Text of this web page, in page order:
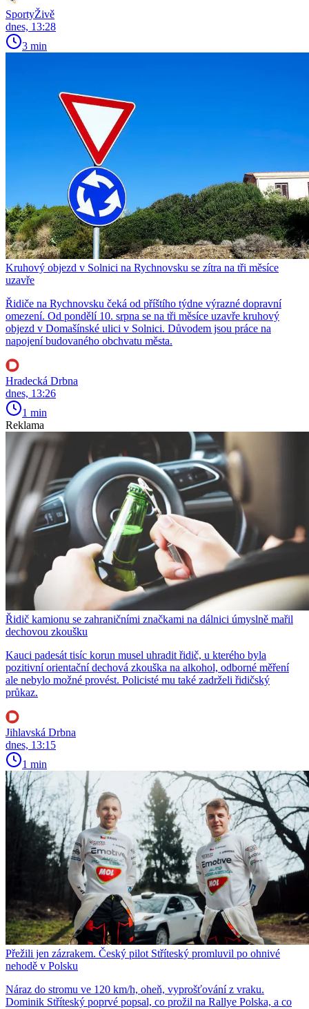
SportyŽivě
dnes, 13:28
3 min
Kruhový objezd v Solnici na Rychnovsku se zítra na tři měsíce
uzavře
Řidiče na Rychnovsku čeká od příštího týdne výrazné dopravní
omezení. Od pondělí 10. srpna se na tři měsíce uzavře kruhový
objezd v Domašínské ulici v Solnici. Důvodem jsou práce na
napojení budovaného obchvatu města.
Hradecká Drbna
dnes, 13:26
1 min
Reklama
Řidič kamionu se zahraničními značkami na dálnici úmyslně mařil
dechovou zkoušku
Kauci padesát tisíc korun musel uhradit řidič, u kterého byla
pozitivní orientační dechová zkouška na alkohol, odborné měření
ale nebylo možné provést. Policisté mu také zadrželi řidičský
průkaz.
Jihlavská Drbna
dnes, 13:15
1 min
Přežili jen zázrakem. Český pilot Stříteský promluvil po ohnivé
nehodě v Polsku
Náraz do stromu ve 120 km/h, oheň, vyprošťování z vraku.
Dominik Stříteský poprvé popsal, co prožil na Rallye Polska, a co